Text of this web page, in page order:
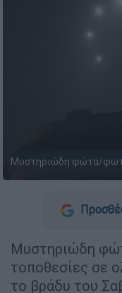
Μυστηριώδη φώτα/
Μυστηριώδη
τοποθεσίες σε
το βράδυ του